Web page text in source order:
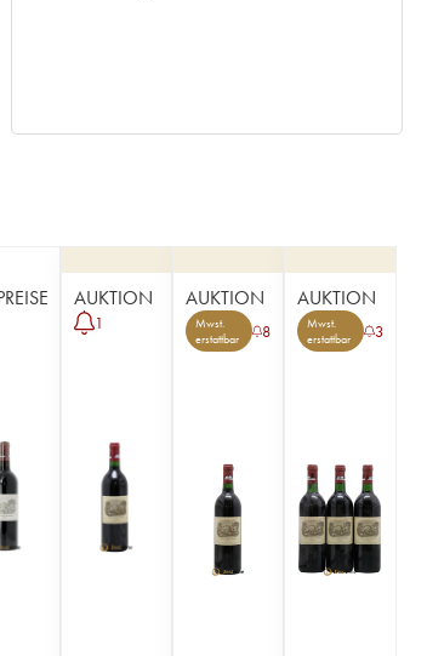
AUKTION
1
AUKTION
Mwst.
erstattbar
8
AUKTION
Mwst.
erstattbar
3